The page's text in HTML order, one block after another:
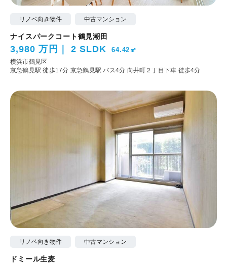
リノベ向き物件 中古マンション
ナイスパークコート鶴見潮田
3,980 万円 2 SLDK 64.42㎡
横浜市鶴見区
京急鶴見駅 徒歩17分 京急鶴見駅 バス4分 向井町２丁目下車 徒歩4分
リノベ向き物件 中古マンション
ドミール生麦